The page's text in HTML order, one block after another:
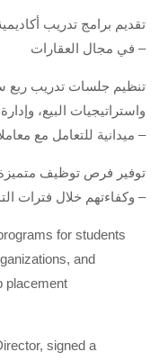
تقديم برامج تدريب
في مجال العقارات –
تنظيم جلسات تدريب ربع
واستراتيجيات البيع،
ميدانية للتعامل مع معاملات حقيقي –
توفير فرص توظيف متميزة
وكفاءتهم خلال فترات التدريب –
for students
and
placement
signed a